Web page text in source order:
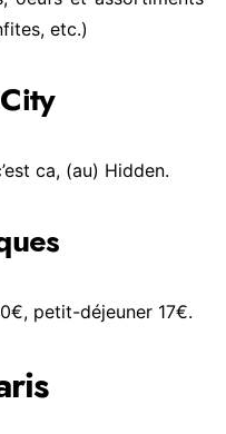
etc.)
ca, (au) Hidden.
petit-déjeuner 17€.